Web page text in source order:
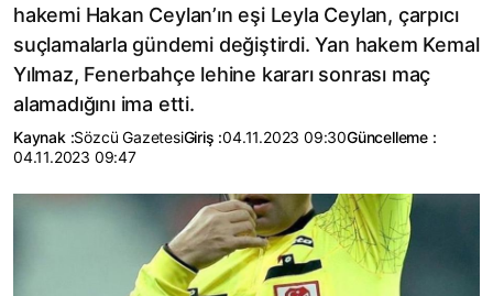
hakemi Hakan Ceylan’ın eşi Leyla Ceylan, çarpıcı
suçlamalarla gündemi değiştirdi. Yan hakem Kemal
Yılmaz, Fenerbahçe lehine kararı sonrası maç
alamadığını ima etti.
Kaynak :Sözcü GazetesiGiriş :04.11.2023 09:30Güncelleme :
04.11.2023 09:47